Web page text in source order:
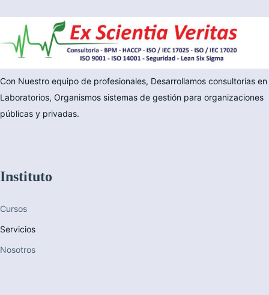
Con Nuestro equipo de profesionales, Desarrollamos consultorías en
Laboratorios, Organismos sistemas de gestión para organizaciones
públicas y privadas.
Instituto
Cursos
Servicios
Nosotros